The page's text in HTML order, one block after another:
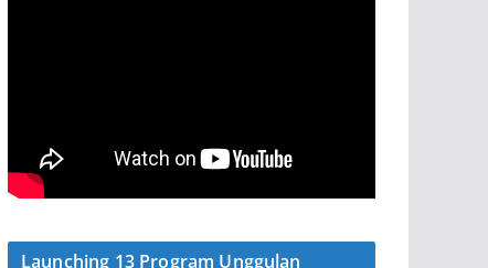
Launching 13 Program Unggulan